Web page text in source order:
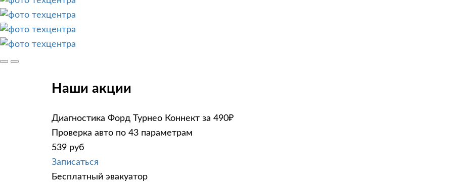
Наши акции
Диагностика Форд Турнео Коннект за 490₽
Проверка авто по 43 параметрам
539 руб
Записаться
Бесплатный эвакуатор